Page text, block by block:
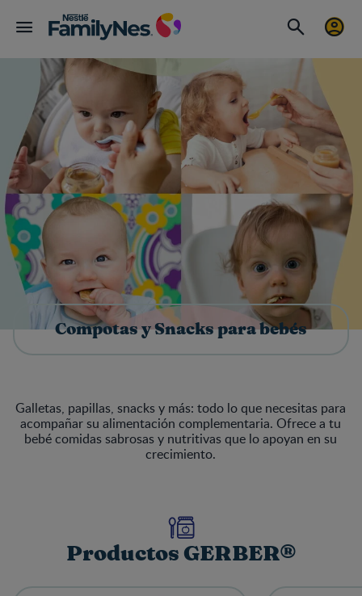
Compotas y Snacks para bebés
Galletas, papillas, snacks y más: todo lo que necesitas para
acompañar su alimentación complementaria. Ofrece a tu
bebé comidas sabrosas y nutritivas que lo apoyan en su
crecimiento.
Productos GERBER®